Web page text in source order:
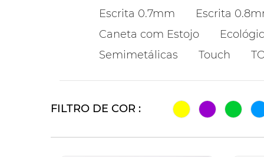
Escrita 0.7mm
Escrita
Caneta com Estojo
Semimetálicas
Touch
FILTRO DE COR :